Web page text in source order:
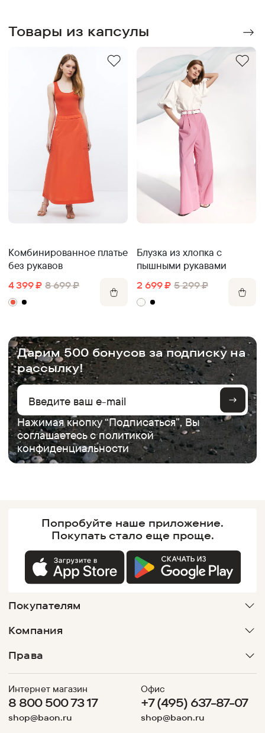
Товары из капсулы
Комбинированное платье
без рукавов
4 399 ₽ 8 699 ₽
Блузка из хлопка с
пышными рукавами
2 699 ₽ 5 299 ₽
Дарим 500 бонусов за подписку на
рассылку!
Нажимая кнопку “Подписаться”, Вы
соглашаетесь сполитикой
конфиденциальности
Попробуйте наше приложение.
Покупатьстало еще проще.
Покупателям
Компания
Права
Интернет магазин
8 800 500 73 17
shop@baon.ru
Офис
+7 (495) 637-87-07
shop@baon.ru